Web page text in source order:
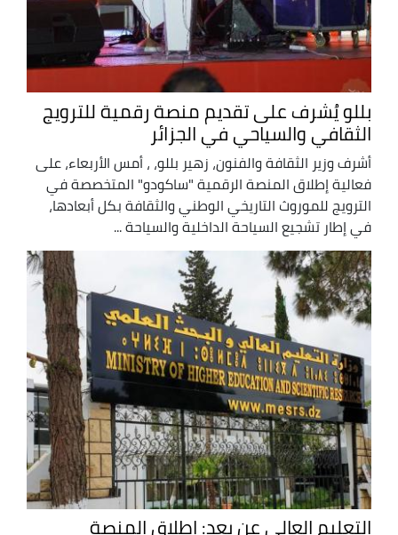
بللو يُشرف على تقديم منصة رقمية للترويج
الثقافي والسياحي في الجزائر
أشرف وزير الثقافة والفنون، زهير بللو، ، أمس الأربعاء، على
فعالية إطلاق المنصة الرقمية "ساكودو" المتخصصة في
الترويج للموروث التاريخي الوطني والثقافة بكل أبعادها،
في إطار تشجيع السياحة الداخلية والسياحة ...
التعليم العالي عن بعد: إطلاق المنصة